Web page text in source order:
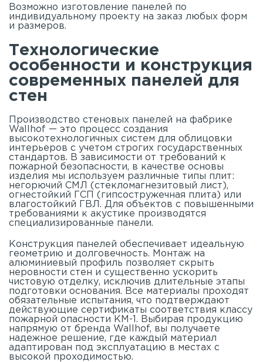
Возможно изготовление панелей по
индивидуальному проекту на заказ любых форм
и размеров.
Технологические
особенности и конструкция
современных панелей для
стен
Производство стеновых панелей на фабрике
Wallhof — это процесс создания
высокотехнологичных систем для облицовки
интерьеров с учетом строгих государственных
стандартов. В зависимости от требований к
пожарной безопасности, в качестве основы
изделия мы используем различные типы плит:
негорючий СМЛ (стекломагнезитовый лист),
огнестойкий ГСП (гипсостружечная плита) или
влагостойкий ГВЛ. Для объектов с повышенными
требованиями к акустике производятся
специализированные панели.
Конструкция панелей обеспечивает идеальную
геометрию и долговечность. Монтаж на
алюминиевый профиль позволяет скрыть
неровности стен и существенно ускорить
чистовую отделку, исключив длительные этапы
подготовки основания. Все материалы проходят
обязательные испытания, что подтверждают
действующие сертификаты соответствия классу
пожарной опасности КМ-1. Выбирая продукцию
напрямую от бренда Wallhof, вы получаете
надежное решение, где каждый материал
адаптирован под эксплуатацию в местах с
высокой проходимостью.